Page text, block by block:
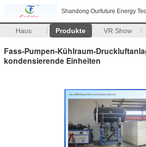
Shandong Ourfuture Energy
Haus Produkte VR Show
Fass-Pumpen-Kühlraum-
kondensierende Einheiten